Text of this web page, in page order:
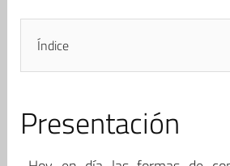
Índice
Presentación